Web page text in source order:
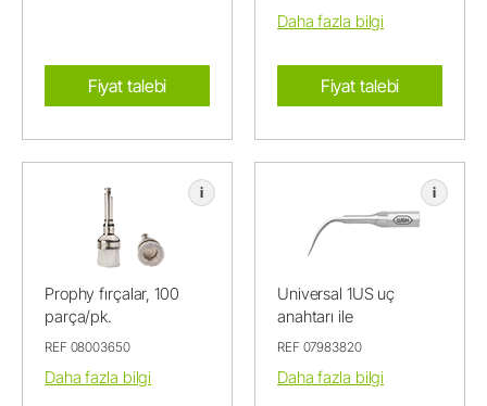
Fiyat talebi
Daha fazla bilgi
Fiyat talebi
i
Prophy fırçalar, 100
parça/pk.
REF 08003650
Daha fazla bilgi
i
Universal 1US uç
anahtarı ile
REF 07983820
Daha fazla bilgi